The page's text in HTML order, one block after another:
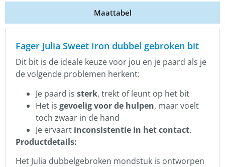
Maattabel
Fager Julia Sweet Iron dubbel gebroken bit
Dit bit is de ideale keuze voor jou en je paard als je
de volgende problemen herkent:
Je paard is sterk, trekt of leunt op het bit
Het is gevoelig voor de hulpen, maar voelt
toch zwaar in de hand
Je ervaart inconsistentie in het contact.
Productdetails:
Het Julia dubbelgebroken mondstuk is ontworpen